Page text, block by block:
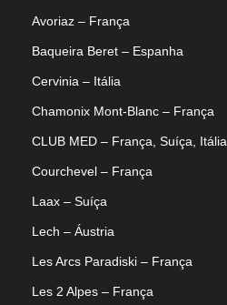
Avoriaz – França
Baqueira Beret – Espanha
Cervinia – Itália
Chamonix Mont-Blanc – França
CLUB MED – França, Suíça, Itália
Courchevel – França
Laax – Suíça
Lech – Áustria
Les Arcs Paradiski – França
Les 2 Alpes – França